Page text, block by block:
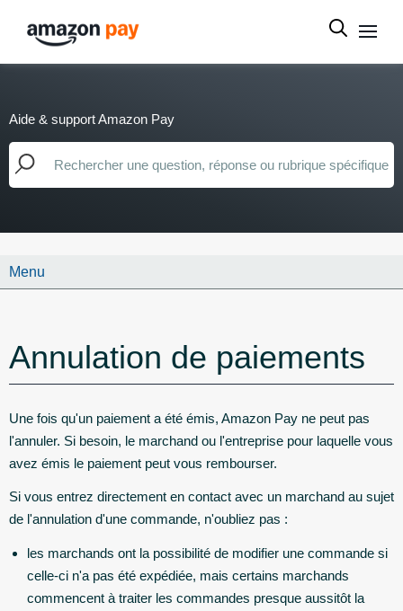
Aide & support Amazon Pay
Menu
Annulation de paiements
Une fois qu'un paiement a été émis, Amazon Pay ne peut pas
l'annuler. Si besoin, le marchand ou l'entreprise pour laquelle vous
avez émis le paiement peut vous rembourser.
Si vous entrez directement en contact avec un marchand au sujet
de l'annulation d'une commande, n'oubliez pas :
les marchands ont la possibilité de modifier une commande si
celle-ci n'a pas été expédiée, mais certains marchands
commencent à traiter les commandes presque aussitôt la